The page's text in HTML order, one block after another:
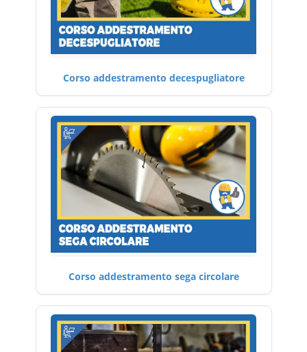
Corso addestramento decespugliatore
Corso addestramento sega circolare